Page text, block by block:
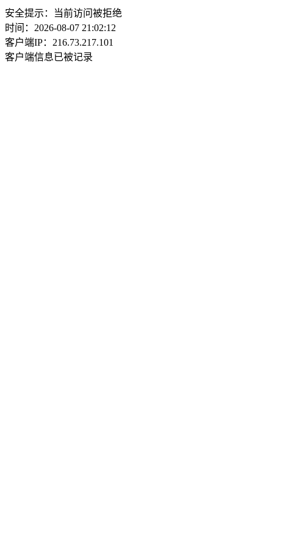
安全提示：当前访问被拒绝
时间：2026-08-07 21:02:12
客户端IP：216.73.217.101
客户端信息已被记录